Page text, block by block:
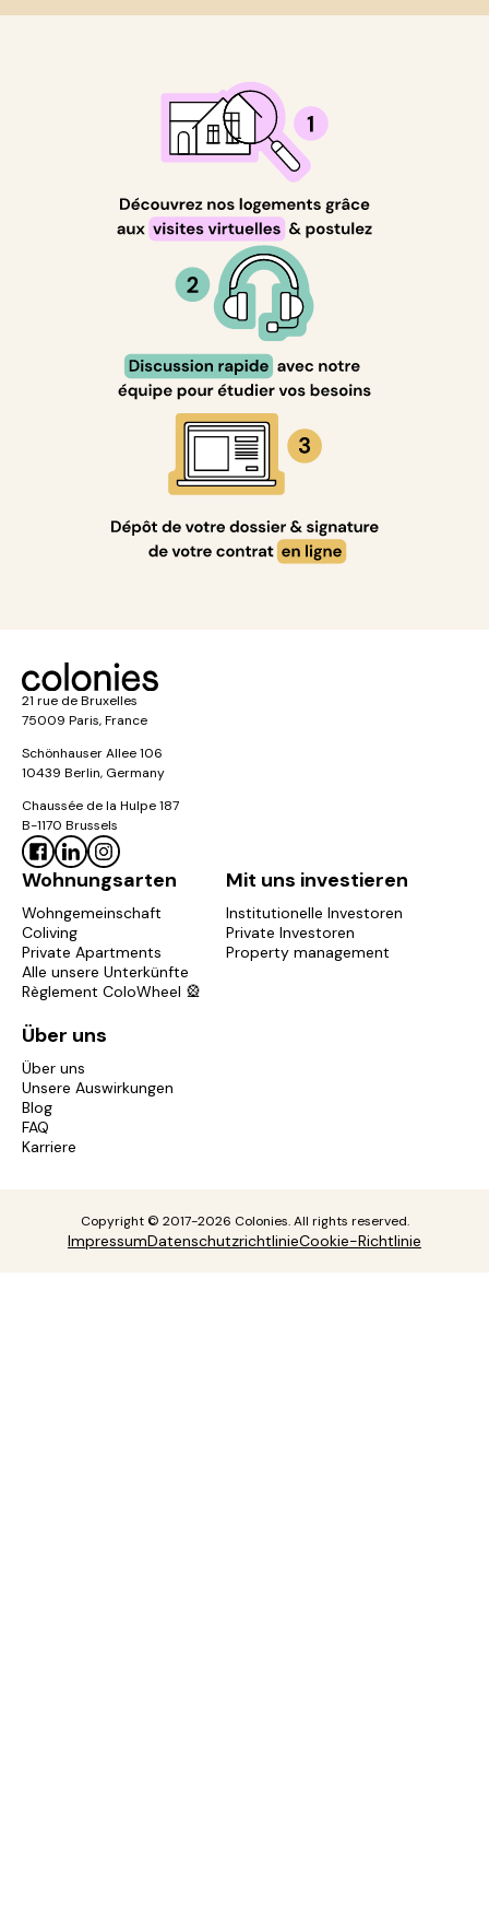
21 rue de Bruxelles
75009 Paris, France
Schönhauser Allee 106
10439 Berlin, Germany
Chaussée de la Hulpe 187
B-1170 Brussels
Wohnungsarten
Wohngemeinschaft
Coliving
Private Apartments
Alle unsere Unterkünfte
Règlement ColoWheel 🎡
Mit uns investieren
Institutionelle Investoren
Private Investoren
Property management
Über uns
Über uns
Unsere Auswirkungen
Blog
FAQ
Karriere
Copyright © 2017-2026 Colonies. All rights reserved.
ImpressumDatenschutzrichtlinieCookie-Richtlinie